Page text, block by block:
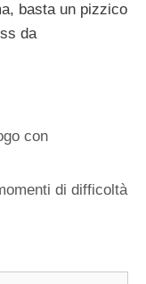
basta un pizzico
da
con
di difficoltà